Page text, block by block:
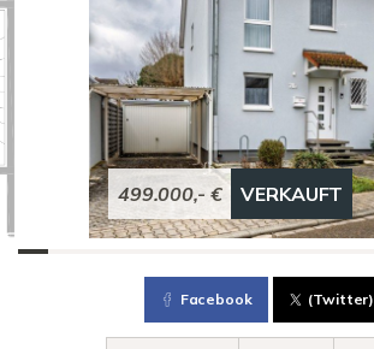
499.000,- € VERKAUFT
Facebook (Twitter)